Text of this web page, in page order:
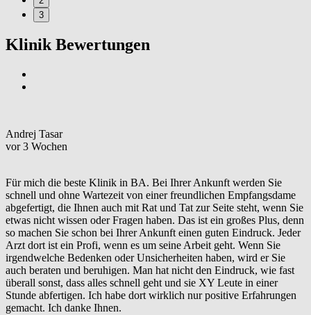
3
Klinik Bewertungen
Andrej Tasar
vor 3 Wochen
Für mich die beste Klinik in BA. Bei Ihrer Ankunft werden Sie
schnell und ohne Wartezeit von einer freundlichen Empfangsdame
abgefertigt, die Ihnen auch mit Rat und Tat zur Seite steht, wenn Sie
etwas nicht wissen oder Fragen haben. Das ist ein großes Plus, denn
so machen Sie schon bei Ihrer Ankunft einen guten Eindruck. Jeder
Arzt dort ist ein Profi, wenn es um seine Arbeit geht. Wenn Sie
irgendwelche Bedenken oder Unsicherheiten haben, wird er Sie
auch beraten und beruhigen. Man hat nicht den Eindruck, wie fast
überall sonst, dass alles schnell geht und sie XY Leute in einer
Stunde abfertigen. Ich habe dort wirklich nur positive Erfahrungen
gemacht. Ich danke Ihnen.